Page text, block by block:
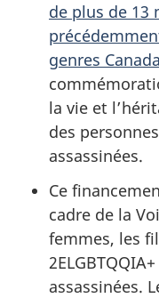
de plus de 13
genres Canada
la vie et
des
assassinées.
Ce
cadre de la
femmes, les
assassinées.